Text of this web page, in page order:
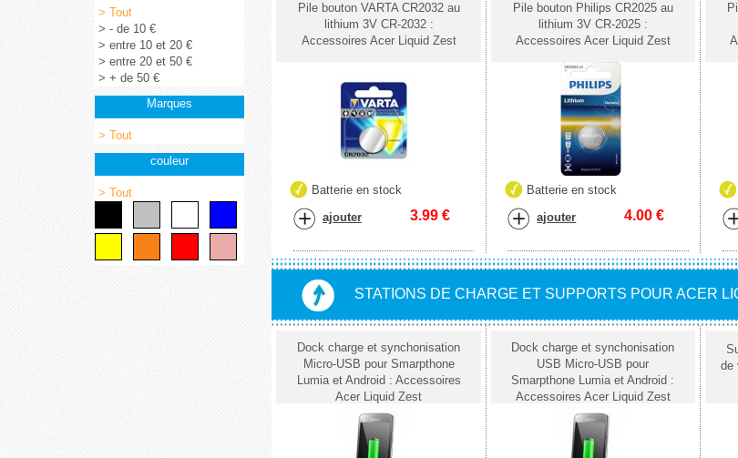
> Tout
> - de 10 €
> entre 10 et 20 €
> entre 20 et 50 €
> + de 50 €
Marques
> Tout
couleur
> Tout
Pile bouton VARTA CR2032 au
lithium 3V CR-2032 :
Accessoires Acer Liquid Zest
Batterie en stock
ajouter 3.99€
Pile bouton Philips CR2025 au
lithium 3V CR-2025 :
Accessoires Acer Liquid Zest
Batterie en stock
ajouter 4.00 €
STATIONS DE CHARGE ET SUPPORTS POUR ACER
Dock charge et synchonisation
Micro-USB pour Smarpthone
Lumia et Android : Accessoires
Acer Liquid Zest
Dock charge et synchonisation
USB Micro-USB pour
Smarpthone Lumia et Android :
Accessoires Acer Liquid Zest
de